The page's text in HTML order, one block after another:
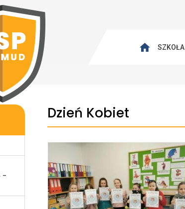
SZKOŁA
Dzień Kobiet
-